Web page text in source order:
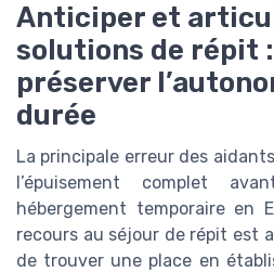
Anticiper et
solutions de répit
préserver
durée
La principale erreur des
l’épuisement complet
hébergement temporaire en
recours au séjour de répit est
de trouver une place en